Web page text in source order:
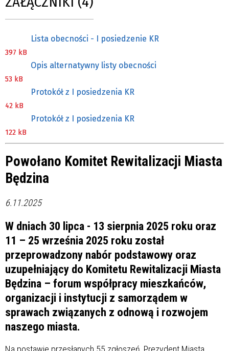
Lista obecności - I posiedzenie KR
397 kB
Opis alternatywny listy obecności
53 kB
Protokół z I posiedzenia KR
42 kB
Protokół z I posiedzenia KR
122 kB
Powołano Komitet Rewitalizacji Miasta
Będzina
6.11.2025
W dniach 30 lipca - 13 sierpnia 2025 roku oraz
11 – 25 września 2025 roku został
przeprowadzony nabór podstawowy oraz
uzupełniający do Komitetu Rewitalizacji Miasta
Będzina – forum współpracy mieszkańców,
organizacji i instytucji z samorządem w
sprawach związanych z odnową i rozwojem
naszego miasta.